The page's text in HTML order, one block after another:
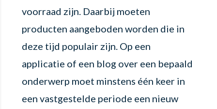
voorraad zijn. Daarbij moeten
producten aangeboden worden die in
deze tijd populair zijn. Op een
applicatie of een blog over een bepaald
onderwerp moet minstens één keer in
een vastgestelde periode een nieuw